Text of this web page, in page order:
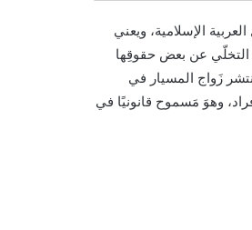
الإسلامية، ويعني
التخلّي عن بعض حقوقِها
زَواج المسيار في
وهوَ مَسموح قانونيًا في